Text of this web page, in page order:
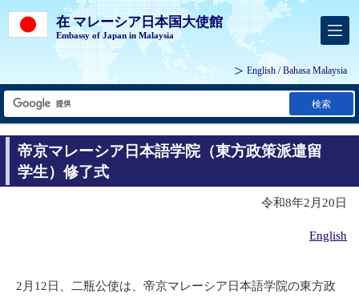
在 マレーシア日本国大使館
Embassy of Japan in Malaysia
English/Bahasa Malaysia
検索
帝京マレーシア日本語学院（東方政策派遣留
学生）修了式
令和8年2月20日
English
2月12日、二瓶公使は、帝京マレーシア日本語学院の東方政